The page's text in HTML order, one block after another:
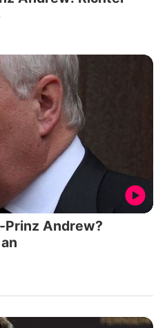
Prinz Andrew?